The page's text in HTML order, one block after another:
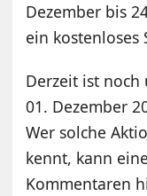
Dezember bis
ein kostenloses
Derzeit ist noch
01. Dezember
Wer solche
kennt, kann
Kommentaren